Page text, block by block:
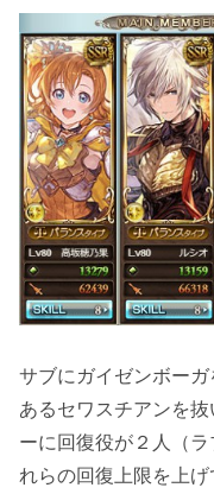
サブにガイゼンボーガ
あるセワスチアンを
ーに回復役が２人（ラ
れらの回復上限を上げ